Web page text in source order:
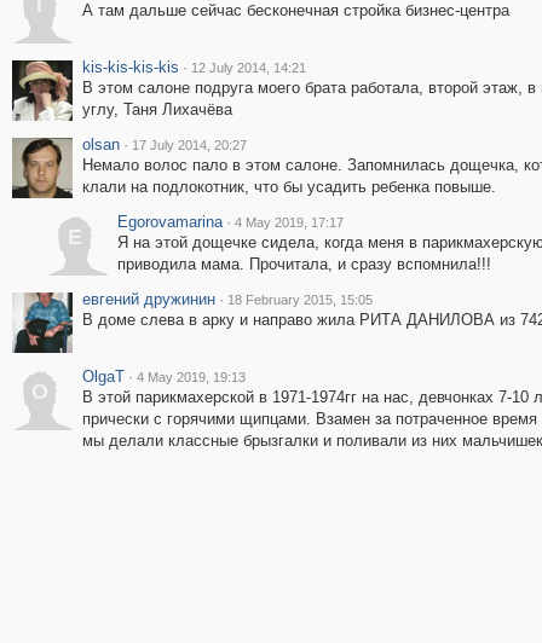
А там дальше сейчас бесконечная стройка бизнес-центра
kis-kis-kis-kis · 12 July 2014, 14:21
В этом салоне подруга моего брата работала, второй этаж, в
углу, Таня Лихачёва
olsan · 17 July 2014, 20:27
Немало волос пало в этом салоне. Запомнилась дощечка,
клали на подлокотник, что бы усадить ребенка повыше.
E
Egorovamarina · 4 May 2019, 17:17
Я на этой дощечке сидела, когда меня в
приводила мама. Прочитала, и сразу вспомнила!!!
евгений дружинин · 18 February 2015, 15:05
В доме слева в арку и направо жила РИТА ДАНИЛОВА из
O
OlgaT · 4 May 2019, 19:13
В этой парикмахерской в 1971-1974гг на нас, девчонках 7-
прически с горячими щипцами. Взамен за потраченное
мы делали классные брызгалки и поливали из них